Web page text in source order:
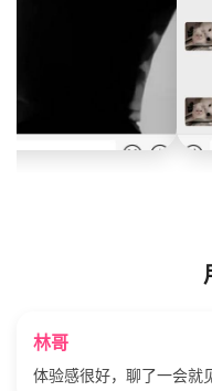
林哥
体验感很好，聊了一会